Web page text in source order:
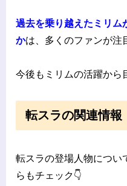
過去を乗り越えたミリム
かは、多くのファンが注
今後もミリムの活躍から
転スラの関連情報
転スラの登場人物につい
らもチェック👇